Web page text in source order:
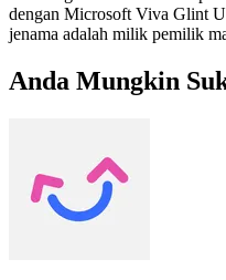
dengan Microsoft Viva Glint
jenama adalah milik pemilik
Anda Mungkin